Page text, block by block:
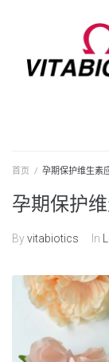
首页 / 孕期保护维生素
孕期保护
Byvitabiotics In